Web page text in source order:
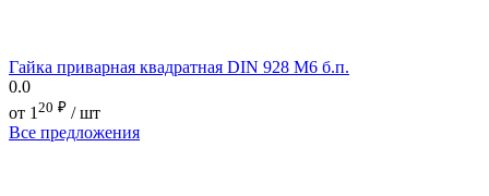
Гайка приварная квадратная DIN 928 М6 б.п.
0.0
от 1 20 ₽ / шт
Все предложения